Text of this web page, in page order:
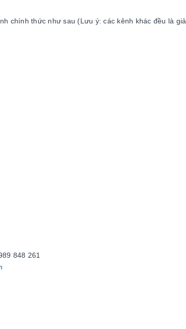
chính thức như sau (Lưu ý: các kênh khác đều là giả
848 261